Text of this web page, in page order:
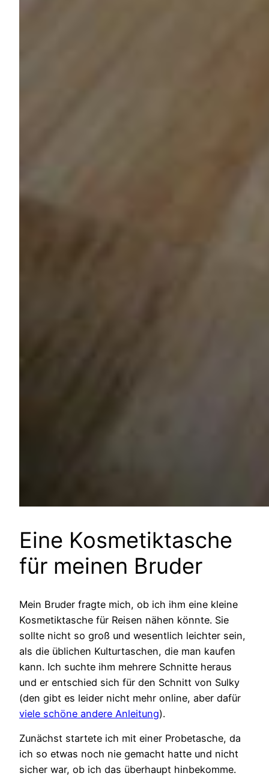
Eine Kosmetiktasche
für meinen Bruder
Mein Bruder fragte mich, ob ich ihm eine kleine
Kosmetiktasche für Reisen nähen könnte. Sie
sollte nicht so groß und wesentlich leichter sein,
als die üblichen Kulturtaschen, die man kaufen
kann. Ich suchte ihm mehrere Schnitte heraus
und er entschied sich für den Schnitt von Sulky
(den gibt es leider nicht mehr online, aber dafür
viele schöne andere Anleitung).
Zunächst startete ich mit einer Probetasche, da
ich so etwas noch nie gemacht hatte und nicht
sicher war, ob ich das überhaupt hinbekomme.